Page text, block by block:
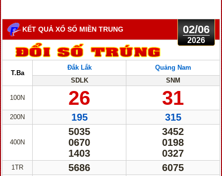
KẾT QUẢ XỔ SỐ MIỀN TRUNG 02/06
2026
T.Ba
100N
200N
400N
1TR
Đắk Lắk
SDLK
26
195
5035
0670
1403
5686
Quảng Nam
SNM
31
315
3452
0198
0327
6075